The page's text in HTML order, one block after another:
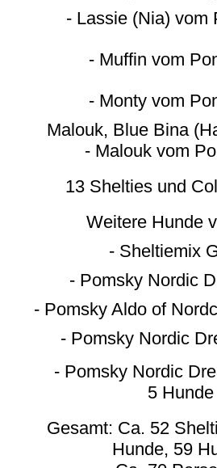
- Lassie (Nia) vom
- Muffin vom
- Monty vom
Malouk, Blue Bina
- Malouk vom
13 Shelties und
Weitere Hunde
- Sheltiemix
- Pomsky Nordic
- Pomsky Aldo of
- Pomsky Nordic
- Pomsky Nordic
5 Hunde
Gesamt: Ca. 52
Hunde, 59